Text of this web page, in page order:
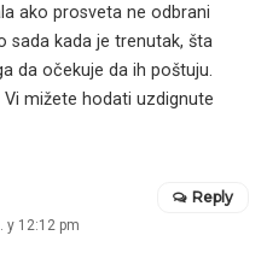
ako prosveta ne odbrani
sada kada je trenutak, šta
da očekuje da ih poštuju.
mižete hodati uzdignute
у 12:12 pm
Reply